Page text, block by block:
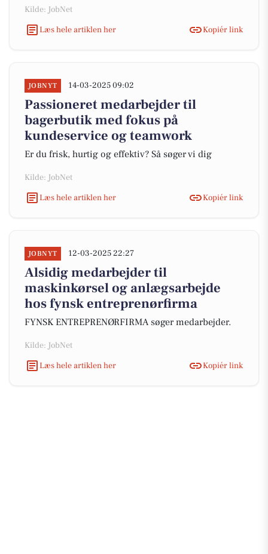
Kilde: JobNet
Læs hele artiklen her
Kopiér link
JOBNYT 14-03-2025 09:02
Passioneret medarbejder til
bagerbutik med fokus på
kundeservice og teamwork
Er du frisk, hurtig og effektiv? Så søger vi dig
Kilde: JobNet
Læs hele artiklen her
Kopiér link
JOBNYT 12-03-2025 22:27
Alsidig medarbejder til
maskinkørsel og anlægsarbejde
hos fynsk entreprenørfirma
FYNSK ENTREPRENØRFIRMA søger medarbejder.
Kilde: JobNet
Læs hele artiklen her
Kopiér link